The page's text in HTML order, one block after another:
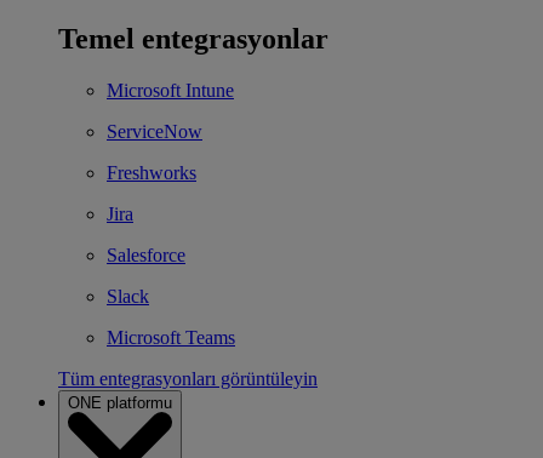
Temel entegrasyonlar
Microsoft Intune
ServiceNow
Freshworks
Jira
Salesforce
Slack
Microsoft Teams
Tüm entegrasyonları görüntüleyin
ONE platformu